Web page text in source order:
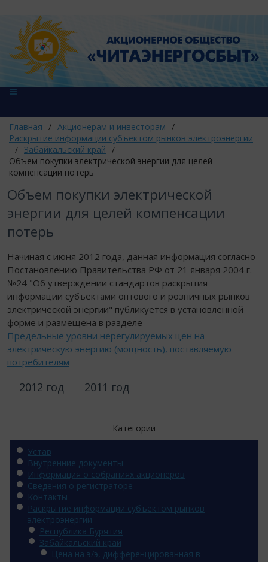
Главная / Акционерам и инвесторам /
Раскрытие информации субъектом рынков электроэнергии
/ Забайкальский край /
Объем покупки электрической энергии для целей
компенсации потерь
Объем покупки электрической
энергии для целей компенсации
потерь
Начиная с июня 2012 года, данная информация согласно
Постановлению Правительства РФ от 21 января 2004 г.
№24 "Об утверждении стандартов раскрытия
информации субъектами оптового и розничных рынков
электрической энергии" публикуется в установленной
форме и размещена в разделе
Предельные уровни нерегулируемых цен на
электрическую энергию (мощность), поставляемую
потребителям
2012 год 2011 год
Категории
Устав
Внутренние документы
Информация о собраниях акционеров
Сведения о регистраторе
Контакты
Раскрытие информации субъектом рынков
электроэнергии
Республика Бурятия
Забайкальский край
Цена на э/э, дифференцированная в